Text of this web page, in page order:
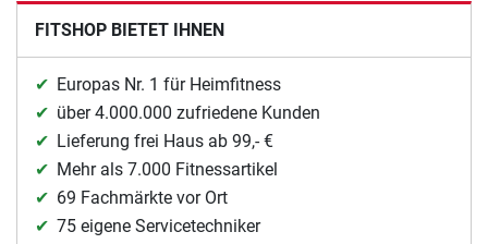
FITSHOP BIETET IHNEN
Europas Nr. 1 für Heimfitness
über 4.000.000 zufriedene Kunden
Lieferung frei Haus ab 99,- €
Mehr als 7.000 Fitnessartikel
69 Fachmärkte vor Ort
75 eigene Servicetechniker